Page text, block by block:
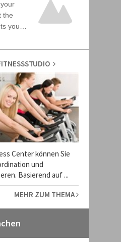
Center können Sie
und
Basierend auf ...
MEHR ZUM THEMA